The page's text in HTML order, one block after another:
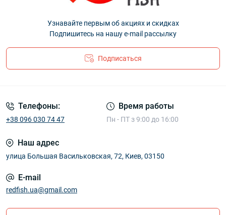
Узнавайте первым об акциях и скидках
Подпишитесь на нашу e-mail рассылку
Подписаться
Телефоны:
+38 096 030 74 47
Время работы
Пн - ПТ з 9:00 до 16:00
Наш адрес
улица Большая Васильковская, 72, Киев, 03150
E-mail
redfish.ua@gmail.com